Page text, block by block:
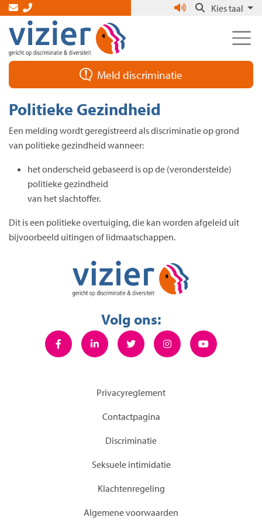
Skip
the
content
Kies taal
Meld discriminatie
Politieke Gezindheid
Een melding wordt geregistreerd als discriminatie op grond
van politieke gezindheid wanneer:
het onderscheid gebaseerd is op de (veronderstelde)
politieke gezindheid
van het slachtoffer.
Dit is een politieke overtuiging, die kan worden afgeleid uit
bijvoorbeeld uitingen of lidmaatschappen.
Volg ons:
Privacyreglement
Contactpagina
Discriminatie
Seksuele intimidatie
KIachtenregeling
Algemene voorwaarden